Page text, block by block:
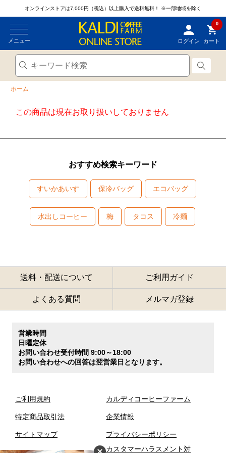
オンラインストアは7,000円（税込）以上購入で送料無料！ ※一部地域を除く
メニュー ログイン
0
カート
ホーム
この商品は現在お取り扱いしておりません
おすすめ検索キーワード
すいかあいす 保冷バッグ エコバッグ
水出しコーヒー 梅 タコス 冷麺
送料・配送について ご利用ガイド
よくある質問 メルマガ登録
営業時間
日曜定休
お問い合わせ受付時間 9:00～18:00
お問い合わせへの回答は翌営業日となります。
ご利用規約
特定商品取引法
サイトマップ
カルディコーヒーファーム
企業情報
プライバシーポリシー
カスタマーハラスメント対